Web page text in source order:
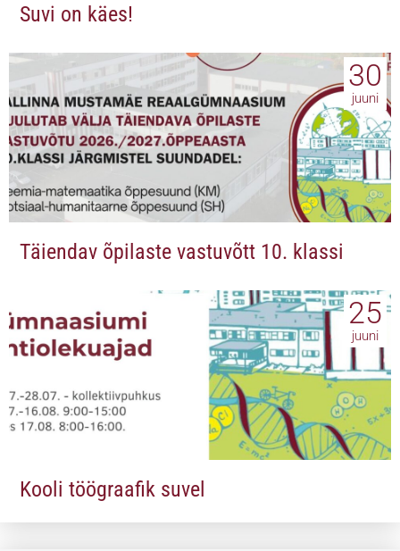
Suvi on käes!
30
juuni
Täiendav õpilaste vastuvõtt 10. klassi
25
juuni
Kooli töögraafik suvel